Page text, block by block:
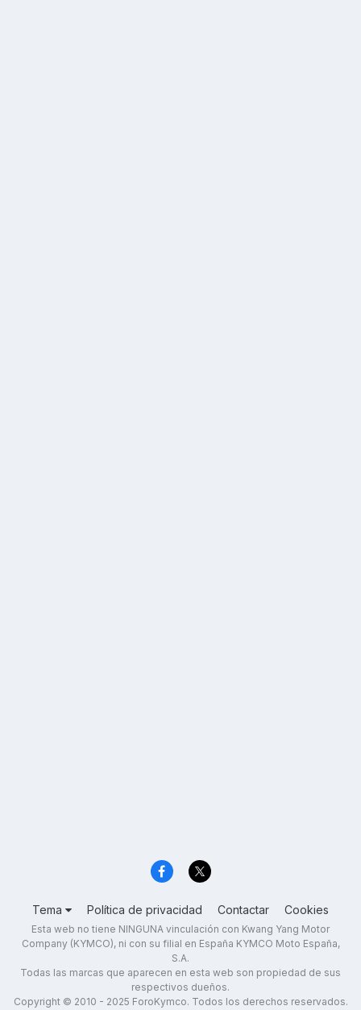
Tema Política de privacidad Contactar Cookies
Esta web no tiene NINGUNA vinculación con Kwang Yang Motor
Company (KYMCO), ni con su filial en España KYMCO Moto España,
S.A.
Todas las marcas que aparecen en esta web son propiedad de sus
respectivos dueños.
Copyright © 2010 - 2025 ForoKymco. Todos los derechos reservados.